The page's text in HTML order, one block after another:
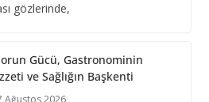
gözlerinde,
Gücü, Gastronominin
ve Sağlığın Başkenti